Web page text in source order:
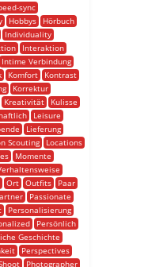
sync
Hobbys
Hörbuch
Individuality
Interaktion
Intime Verbindung
Komfort
Kontrast
Korrektur
Kreativität
Kulisse
Leisure
Lieferung
Scouting
Locations
Momente
Ort Outfits
Paar
Passionate
Personalisierung
Persönlich
Geschichte
Perspectives
Photographer